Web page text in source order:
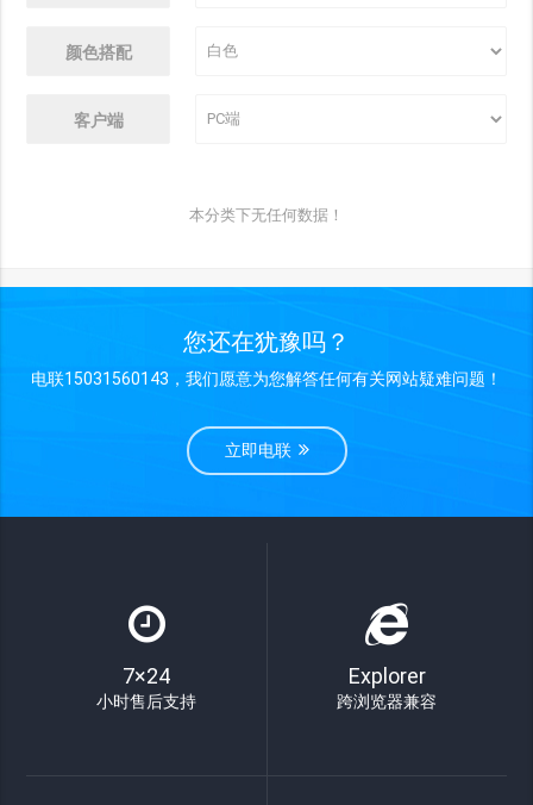
颜色搭配
客户端
本分类下无任何数据！
您还在犹豫吗？
电联15031560143，我们愿意为您解答任何有关网站疑难问题！
立即电联
7×24
小时售后支持
Explorer
跨浏览器兼容